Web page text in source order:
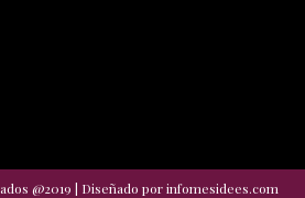
@2019 | Diseñado porinfomesidees.com